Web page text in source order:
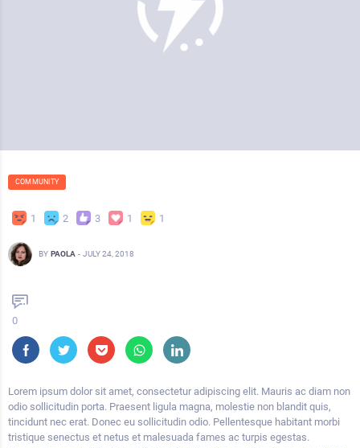
COMMUNITY
1 2 3 1 1
BY PAOLA - JULY 24, 2018
0
Lorem ipsum dolor sit amet, consectetur adipiscing elit. Mauris ac diam non
odio sollicitudin porta. Praesent ligula magna, molestie non blandit quis,
tincidunt nec erat. Donec eu sollicitudin odio. Pellentesque habitant morbi
tristique senectus et netus et malesuada fames ac turpis egestas.